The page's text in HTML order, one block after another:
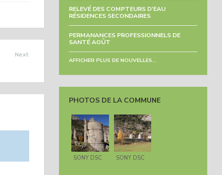
Next
RELEVÉ DES COMPTEURS D’EAU
RÉSIDENCES SECONDAIRES
PERMANANCES PROFESSIONNELS DE
SANTÉ AOÛT
AFFICHER PLUS DE NOUVELLES...
PHOTOS DE LA COMMUNE
SONY DSC SONY DSC